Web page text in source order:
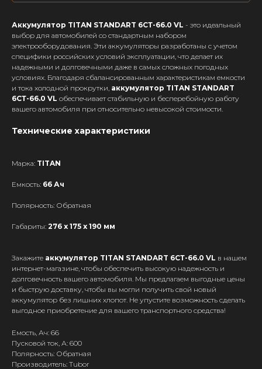
Аккумулятор TITAN STANDART 6СТ-66.0 VL - это идеальный
выбор для автомобилей со стандартным набором
электрооборудования. Эти аккумуляторы разработаны с учетом
специфики российских условий эксплуатации, что делает их
надежными и долговечными даже в самых сложных погодных
условиях. Благодаря сбалансированным характеристикам емкости
и тока холодной прокрутки, аккумулятор TITAN STANDART
6СТ-66.0 VL обеспечивает стабильную и бесперебойную работу
вашего автомобиля при относительно невысокой стоимости.
Технические характеристики
Марка: TITAN
Емкость: 66 Ач
Полярность: Обратная
Габариты: 276 x 175 x 190 мм
Закажите аккумулятор TITAN STANDART 6СТ-66.0 VL в нашем
интернет-магазине, чтобы обеспечить высокую надежность и
долговечность вашего автомобиля. Мы предлагаем выгодные цены
и быструю доставку, чтобы вы могли получить свой новый
аккумулятор без лишних хлопот. Не упустите возможность сделать
выгодное приобретение для вашего транспортного средства!
Емость, Ач: 66
Пусковой ток, А: 600
Полярность: Обратная
Производитель: Tubor